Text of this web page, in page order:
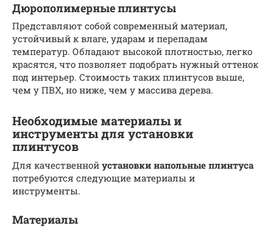
Дюрополимерные плинтусы
Представляют собой современный материал,
устойчивый к влаге, ударам и перепадам
температур. Обладают высокой плотностью, легко
красятся, что позволяет подобрать нужный оттенок
под интерьер. Стоимость таких плинтусов выше,
чем у ПВХ, но ниже, чем у массива дерева.
Необходимые материалы и
инструменты для установки
плинтусов
Для качественной установки напольные плинтуса
потребуются следующие материалы и
инструменты.
Материалы